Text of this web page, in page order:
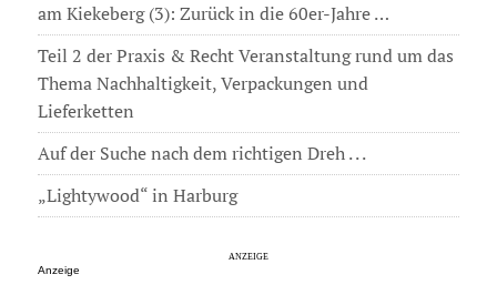
am Kiekeberg (3): Zurück in die 60er-Jahre …
Teil 2 der Praxis & Recht Veranstaltung rund um das
Thema Nachhaltigkeit, Verpackungen und
Lieferketten
Auf der Suche nach dem richtigen Dreh . . .
„Lightywood“ in Harburg
Anzeige